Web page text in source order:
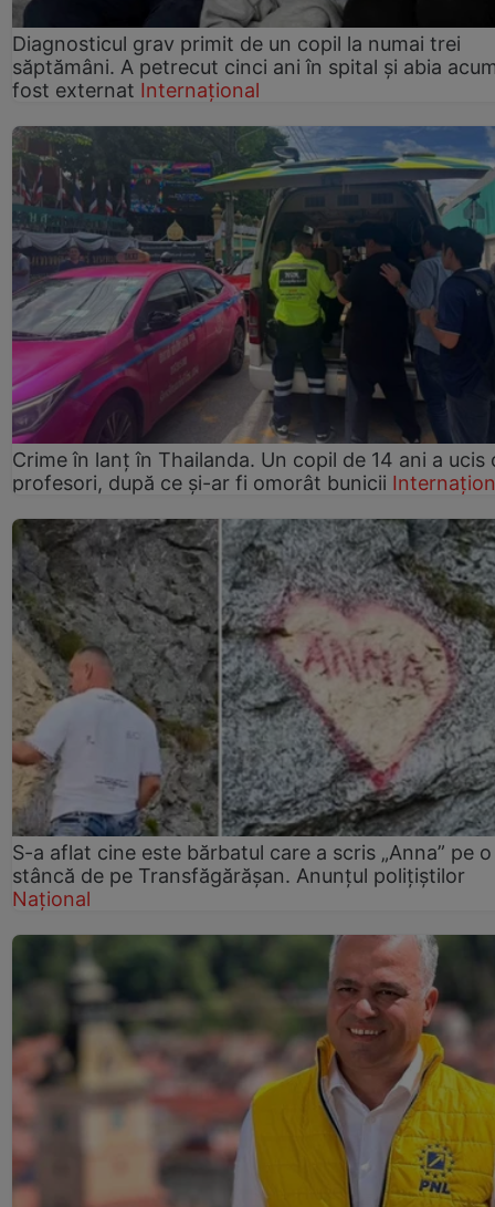
Diagnosticul grav primit de un copil la numai trei
săptămâni. A petrecut cinci ani în spital și abia
fost externat Internațional
Crime în lanț în Thailanda. Un copil de 14 ani a ucis
profesori, după ce și-ar fi omorât bunicii
S-a aflat cine este bărbatul care a scris „Anna” pe o
stâncă de pe Transfăgărășan. Anunțul polițiștilor
Național